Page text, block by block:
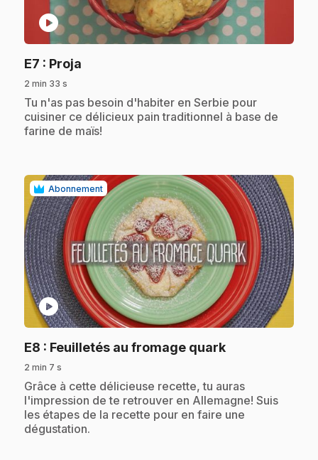
play_circle
E7 : Proja
2 min 33 s
.Tu n'as pas besoin d'habiter en Serbie pour
cuisiner ce délicieux pain traditionnel à base de
farine de maïs!
Abonnement
play_circle
E8 : Feuilletés au fromage quark.
2 min 7 s
.Grâce à cette délicieuse recette, tu auras
l'impression de te retrouver en Allemagne! Suis
les étapes de la recette pour en faire une
dégustation.